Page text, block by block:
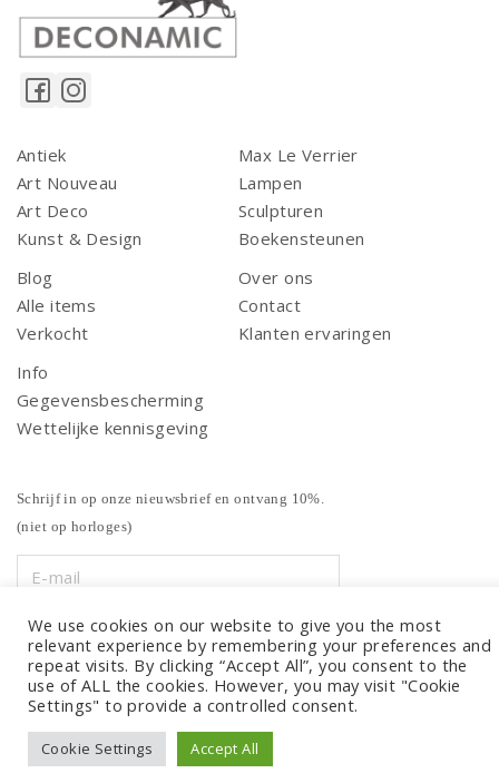
Antiek
Art Nouveau
Art Deco
Kunst & Design
Max Le Verrier
Lampen
Sculpturen
Boekensteunen
Blog
Alle items
Verkocht
Over ons
Contact
Klanten ervaringen
Info
Gegevensbescherming
Wettelijke kennisgeving
Schrijf in op onze nieuwsbrief en ontvang 10%.
(niet op horloges)
We use cookies on our website to give you the most
relevant experience by remembering your preferences and
repeat visits. By clicking “Accept All”, you consent to the
use of ALL the cookies. However, you may visit "Cookie
Settings" to provide a controlled consent.
Cookie Settings Accept All